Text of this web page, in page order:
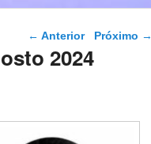
Navegação das
← Anterior Próximo →
2024